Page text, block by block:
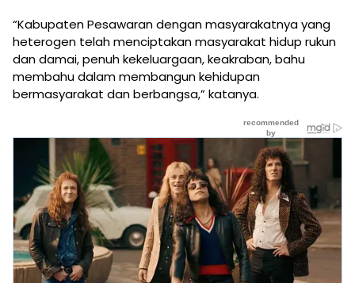
“Kabupaten Pesawaran dengan masyarakatnya yang
heterogen telah menciptakan masyarakat hidup rukun
dan damai, penuh kekeluargaan, keakraban, bahu
membahu dalam membangun kehidupan
bermasyarakat dan berbangsa,” katanya.